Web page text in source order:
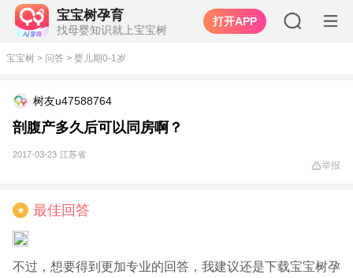
宝宝树孕育
找母婴知识就上宝宝树
打开APP
宝宝树 > 问答 > 婴儿期0-1岁
树友u47588764
剖腹产多久后可以同房啊？
2017-03-23 江苏省
举报
★ 最佳回答
不过，想要得到更加专业的回答，我建议还是下载宝宝树孕